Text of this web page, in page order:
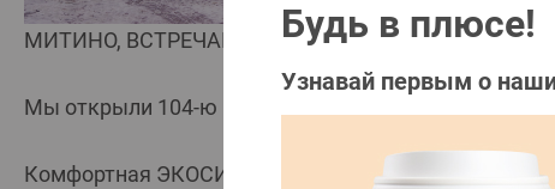
МИТИНО, ВСТРЕЧАЙ
Мы открыли 104-ю БОЛЬШЕ ЧЕМ АЗС на Пятницком
Комфортная ЭКОСИСТЕМА для автомобилистов, на
Будь в плюсе!
Узнавай первым о